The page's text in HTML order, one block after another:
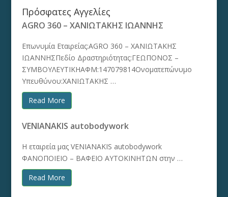
Πρόσφατες Αγγελίες
AGRO 360 – ΧΑΝΙΩΤΑΚΗΣ ΙΩΑΝΝΗΣ
Επωνυμία Εταιρείας:AGRO 360 – ΧΑΝΙΩΤΑΚΗΣ
ΙΩΑΝΝΗΣΠεδίο Δραστηριότητας:ΓΕΩΠΟΝΟΣ –
ΣΥΜΒΟΥΛΕΥΤΙΚΗΑΦΜ:147079814Ονοματεπώνυμο
Υπευθύνου:ΧΑΝΙΩΤΑΚΗΣ …
Read More
VENIANAKIS autobodywork
Η εταιρεία μας VENIANAKIS autobodywork
ΦΑΝΟΠΟΙΕΙΟ – ΒΑΦΕΙΟ ΑΥΤΟΚΙΝΗΤΩΝ στην …
Read More